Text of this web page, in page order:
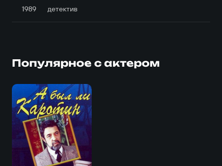
1989 детектив
Популярное с актером